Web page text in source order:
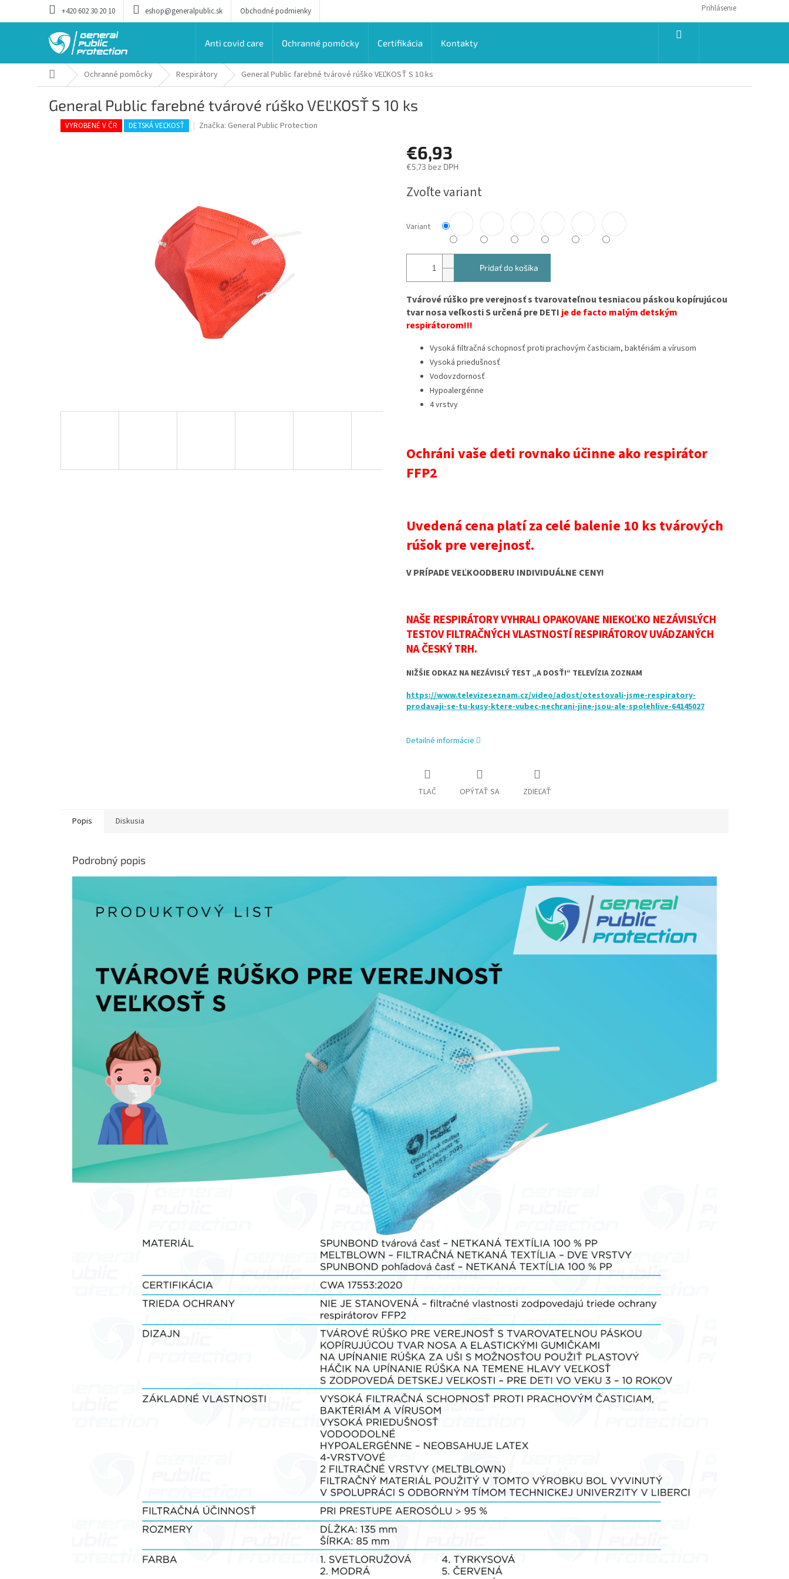
+420 602 30 20 10 eshop@generalpublic.sk Obchodné podmienky Prihlásenie
Anti covid care Ochranné pomôcky Certifikácia Kontakty
Domov Ochranné pomôcky Respirátory General Public farebné tvárové rúško VEĽKOSŤ S 10 ks
General Public farebné tvárové rúško VEĽKOSŤ S 10 ks
VYROBENÉ V ČR DETSKÁ VEĽKOSŤ Značka: General Public Protection
€6,93
€5,73 bez DPH
cena:
Zvoľte variant
Variant
Pridať do košíka
Tvárové rúško pre verejnosť s tvarovateľnou tesniacou páskou kopírujúcou
tvar nosa veľkosti S určená pre DETIje de facto malým detským
respirátorom!!!
Vysoká filtračná schopnosť proti prachovým časticiam, baktériám a vírusom
Vysoká priedušnosť
Vodovzdornosť
Hypoalergénne
4 vrstvy
Ochráni vaše deti rovnako účinne ako respirátor
FFP2
Uvedená cena platí za celé balenie 10 ks tvárových
rúšok pre verejnosť.
V PRÍPADE VEĽKOODBERU INDIVIDUÁLNE CENY!
NAŠE RESPIRÁTORY VYHRALI OPAKOVANE NIEKOĽKO NEZÁVISLÝCH
TESTOV FILTRAČNÝCH VLASTNOSTÍ RESPIRÁTOROV UVÁDZANÝCH
NA ČESKÝ TRH.
NIŽŠIE ODKAZ NA NEZÁVISLÝ TEST „A DOSŤ!“ TELEVÍZIA ZOZNAM
https://www.televizeseznam.cz/video/adost/otestovali-jsme-respiratory-
prodavaji-se-tu-kusy-ktere-vubec-nechrani-jine-jsou-ale-spolehlive-64145027
Detailné informácie
TLAČ OPÝTAŤ SA ZDIEĽAŤ
Popis Diskusia
Podrobný popis